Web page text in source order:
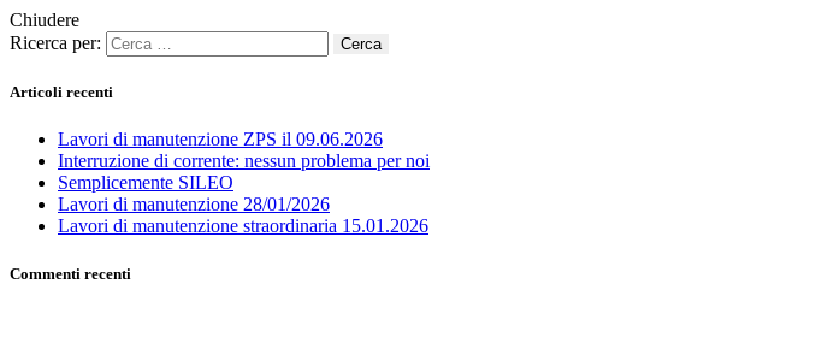
Chiudere
Ricerca per:
Articoli recenti
Lavori di manutenzione ZPS il 09.06.2026
Interruzione di corrente: nessun problema per noi
Semplicemente SILEO
Lavori di manutenzione 28/01/2026
Lavori di manutenzione straordinaria 15.01.2026
Commenti recenti